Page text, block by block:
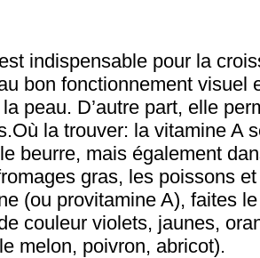
indispensable pour la
bon fonctionnement visuel
peau. D’autre part, elle
la trouver: la vitamine A
beurre, mais également
gras, les poissons et
(ou provitamine A), faites
couleur violets, jaunes,
melon, poivron, abricot).